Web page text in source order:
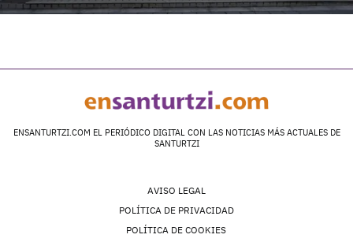
ENSANTURTZI.COM EL PERIÓDICO DIGITAL CON LAS NOTICIAS MÁS ACTUALES DE
SANTURTZI
AVISO LEGAL
POLÍTICA DE PRIVACIDAD
POLÍTICA DE COOKIES